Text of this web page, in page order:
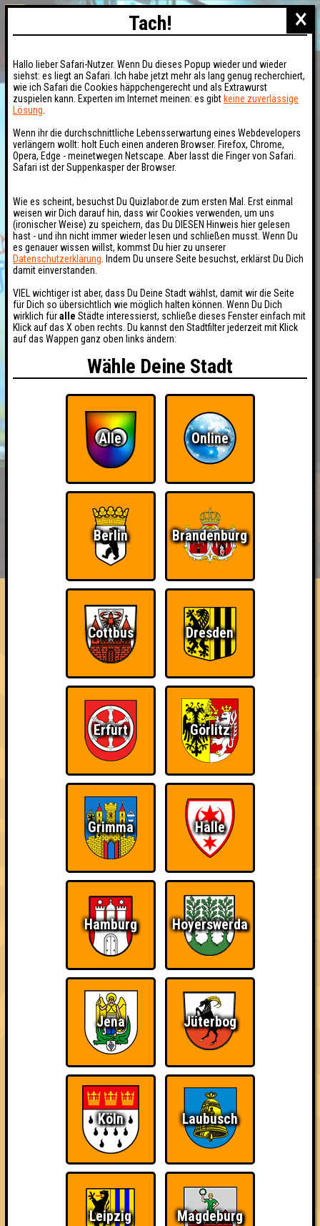
HIGHSCORE RESERVIERUNG
FAQ ÜBER UNS
Die quasselnden Quizzer
Errungenschaften
verlieren, trotzdem auf dem 1. Platz - den haben sie sich
schließlich verdient! Entsprechend gibt es für diese auch
Errungenschaften für den 1. Platz.
Schon wieder zum
Wiederzehn macht
Quizveteran
Wir sind immer bei
Euch!
The Amount of
Teilnahmen is too
damn high
Ich war da, vor 3000
Da-Da Da! Da-Da Da! Teil der Oberschicht
Knapp daneben! So kurz vorm Sieg!
×
Tach!
Hallo lieber Safari-Nutzer. Wenn Du dieses Popup wieder und wieder
siehst: es liegt an Safari. Ich habe jetzt mehr als lang genug recherchiert,
wie ich Safari die Cookies häppchengerecht und als Extrawurst
zuspielen kann. Experten im Internet meinen: es gibt keine zuverlässige
Lösung
Wenn ihr die durchschnittliche Lebensserwartung eines Webdevelopers
verlängern wollt: holt Euch einen anderen Browser. Firefox, Chrome,
Opera, Edge - meinetwegen Netscape. Aber lasst die Finger von Safari.
Safari ist der Suppenkasper der Browser.
Wie es scheint, besuchst Du Quizlabor.de zum ersten Mal. Erst einmal
weisen wir Dich darauf hin, dass wir Cookies verwenden, um uns
(ironischer Weise) zu speichern, das Du DIESEN Hinweis hier gelesen
hast - und ihn nicht immer wieder lesen und schließen musst. Wenn Du
es genauer wissen willst, kommst Du hier zu unserer
Datenschutzerklärung . Indem Du unsere Seite besuchst, erklärst Du Dich
damit einverstanden.
VIEL wichtiger ist aber, dass Du Deine Stadt wählst, damit wir die Seite
für Dich so übersichtlich wie möglich halten können. Wenn Du Dich
wirklich füralle Städte interessierst, schließe dieses Fenster einfach mit
Klick auf das X oben rechts. Du kannst den Stadtfilter jederzeit mit Klick
auf das Wappen ganz oben links ändern:
Wähle Deine Stadt
Alle Online
Berlin Brandenburg
Cottbus Dresden
Erfurt Görlitz
Grimma Halle
Hamburg Hoyerswerda
Jena Jüterbog
Köln Laubusch
Leipzig Magdeburg